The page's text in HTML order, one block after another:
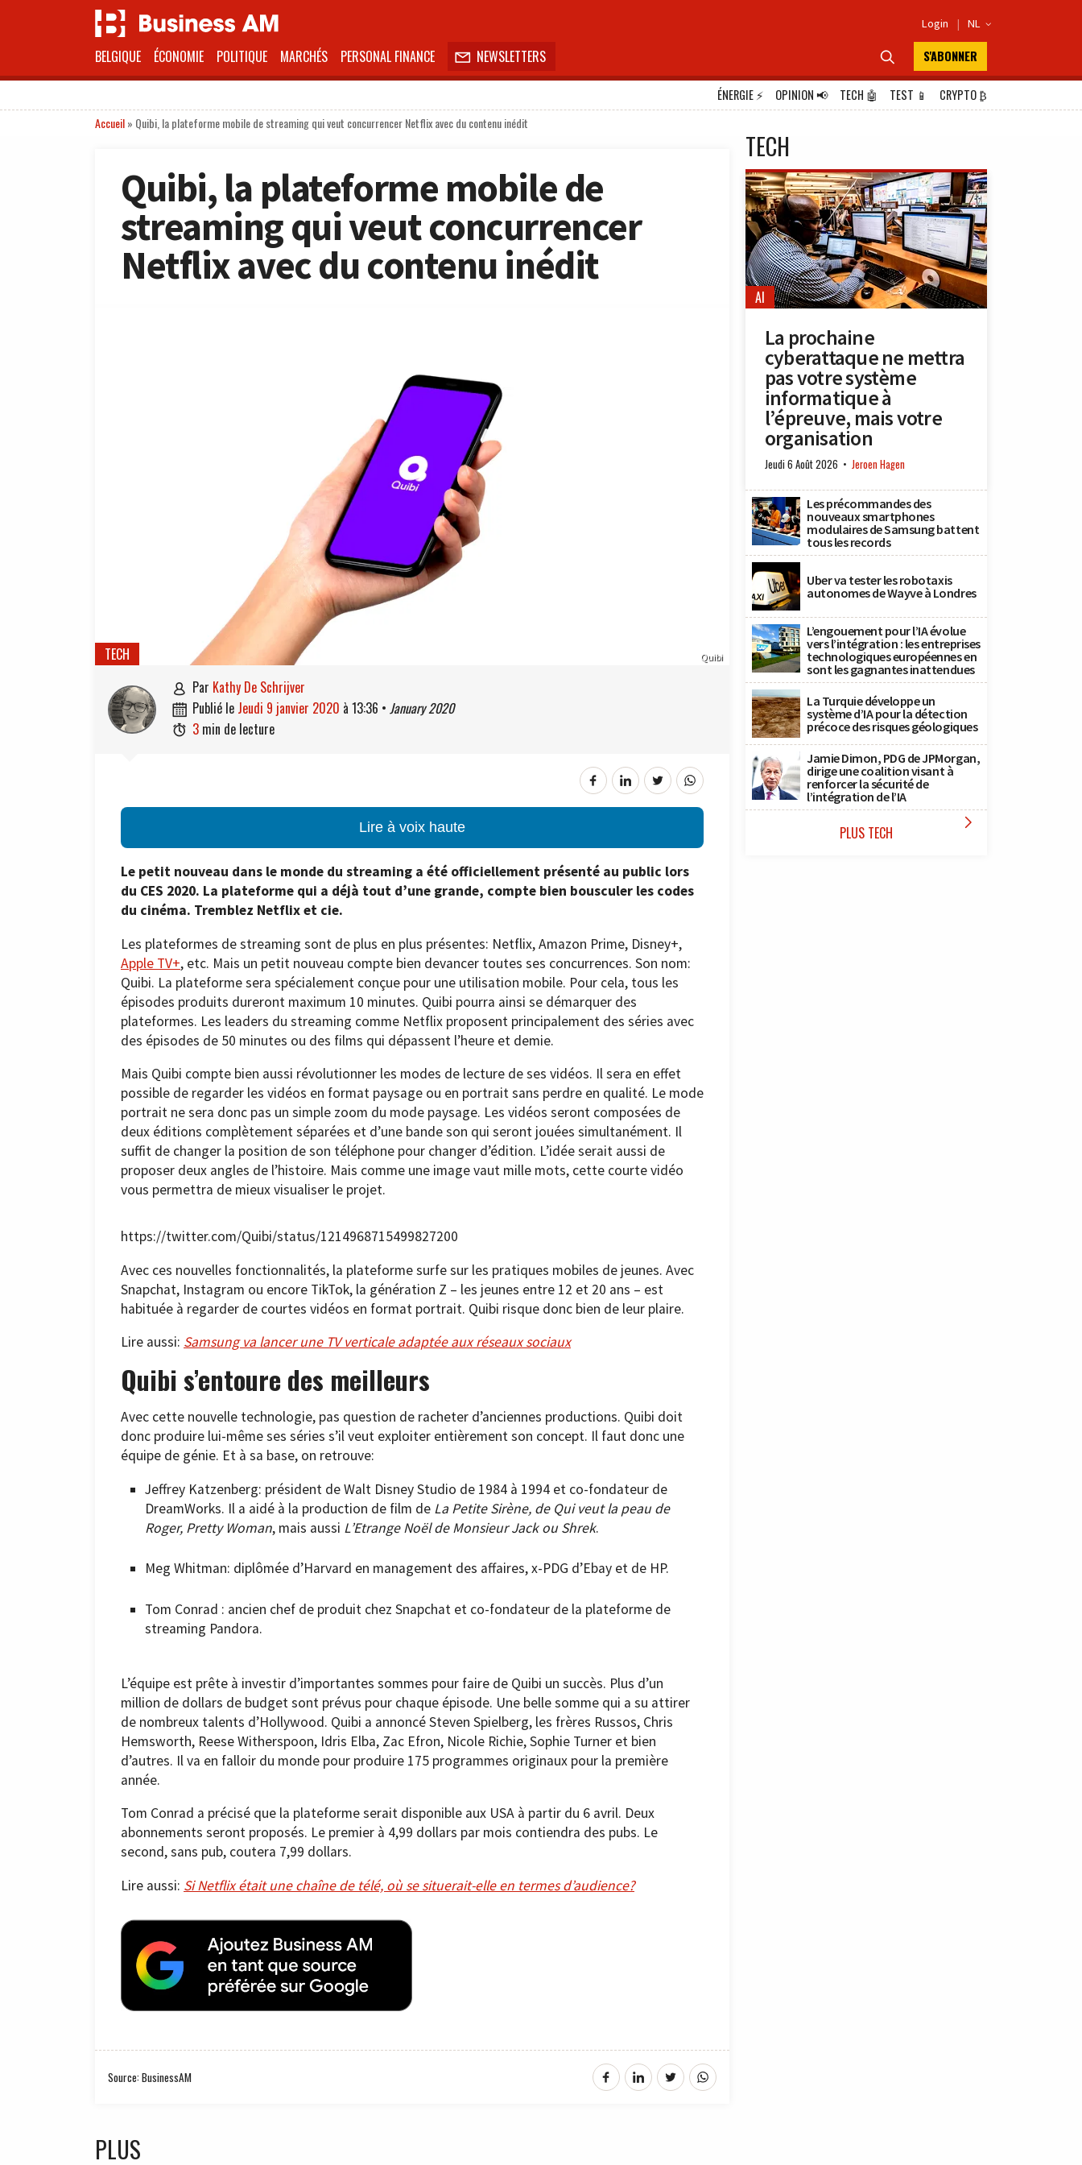
Login | NL 
BELGIQUE ÉCONOMIE POLITIQUE MARCHÉS PERSONAL FINANCE  NEWSLETTERS  S'ABONNER
ÉNERGIE⚡ OPINION📢 TECH 🤖 TEST 📱 CRYPTO₿
Accueil» Quibi, la plateforme mobile de streaming qui veut concurrencer Netflix avec du contenu inédit
Quibi, la plateforme mobile de
streaming qui veut concurrencer
Netflix avec du contenu inédit
Quibi
TECH
 par Kathy De Schrijver
 publié le jeudi 9 janvier 2020 à 13:36 • January 2020
 3 min de lecture
Lire à voix haute
Le petit nouveau dans le monde du streaming a été officiellement présenté au public lors
du CES 2020. La plateforme qui a déjà tout d’une grande, compte bien bousculer les codes
du cinéma. Tremblez Netflix et cie.
Les plateformes de streaming sont de plus en plus présentes: Netflix, Amazon Prime, Disney+,
Apple TV+, etc. Mais un petit nouveau compte bien devancer toutes ses concurrences. Son nom:
Quibi. La plateforme sera spécialement conçue pour une utilisation mobile. Pour cela, tous les
épisodes produits dureront maximum 10 minutes. Quibi pourra ainsi se démarquer des
plateformes. Les leaders du streaming comme Netflix proposent principalement des séries avec
des épisodes de 50 minutes ou des films qui dépassent l’heure et demie.
Mais Quibi compte bien aussi révolutionner les modes de lecture de ses vidéos. Il sera en effet
possible de regarder les vidéos en format paysage ou en portrait sans perdre en qualité. Le mode
portrait ne sera donc pas un simple zoom du mode paysage. Les vidéos seront composées de
deux éditions complètement séparées et d’une bande son qui seront jouées simultanément. Il
suffit de changer la position de son téléphone pour changer d’édition. L’idée serait aussi de
proposer deux angles de l’histoire. Mais comme une image vaut mille mots, cette courte vidéo
vous permettra de mieux visualiser le projet.
https://twitter.com/Quibi/status/1214968715499827200
Avec ces nouvelles fonctionnalités, la plateforme surfe sur les pratiques mobiles de jeunes. Avec
Snapchat, Instagram ou encore TikTok, la génération Z – les jeunes entre 12 et 20 ans – est
habituée à regarder de courtes vidéos en format portrait. Quibi risque donc bien de leur plaire.
Lire aussi: Samsung va lancer une TV verticale adaptée aux réseaux sociaux
Quibi s’entoure des meilleurs
Avec cette nouvelle technologie, pas question de racheter d’anciennes productions. Quibi doit
donc produire lui-même ses séries s’il veut exploiter entièrement son concept. Il faut donc une
équipe de génie. Et à sa base, on retrouve:
Jeffrey Katzenberg: président de Walt Disney Studio de 1984 à 1994 et co-fondateur de
DreamWorks. Il a aidé à la production de film de La Petite Sirène, de Qui veut la peau de
Roger, Pretty Woman, mais aussi L’Etrange Noël de Monsieur Jack ou Shrek.
Meg Whitman: diplômée d’Harvard en management des affaires, x-PDG d’Ebay et de HP.
Tom Conrad : ancien chef de produit chez Snapchat et co-fondateur de la plateforme de
streaming Pandora.
L’équipe est prête à investir d’importantes sommes pour faire de Quibi un succès. Plus d’un
million de dollars de budget sont prévus pour chaque épisode. Une belle somme qui a su attirer
de nombreux talents d’Hollywood. Quibi a annoncé Steven Spielberg, les frères Russos, Chris
Hemsworth, Reese Witherspoon, Idris Elba, Zac Efron, Nicole Richie, Sophie Turner et bien
d’autres. Il va en falloir du monde pour produire 175 programmes originaux pour la première
année.
Tom Conrad a précisé que la plateforme serait disponible aux USA à partir du 6 avril. Deux
abonnements seront proposés. Le premier à 4,99 dollars par mois contiendra des pubs. Le
second, sans pub, coutera 7,99 dollars.
Lire aussi: Si Netflix était une chaîne de télé, où se situerait-elle en termes d’audience?
Source: BusinessAM
PLUS
TECH
AI
La prochaine
cyberattaque ne mettra
pas votre système
informatique à
l’épreuve, mais votre
organisation
Jeudi 6 Août 2026 Jeroen Hagen
Les précommandes des
nouveaux smartphones
modulaires de Samsung battent
tous les records
Uber va tester les robotaxis
autonomes de Wayve à Londres
L’engouement pour l’IA évolue
vers l’intégration : les entreprises
technologiques européennes en
sont les gagnantes inattendues
La Turquie développe un
système d’IA pour la détection
précoce des risques géologiques
Jamie Dimon, PDG de JPMorgan,
dirige une coalition visant à
renforcer la sécurité de
l’intégration de l’IA
PLUS TECH 